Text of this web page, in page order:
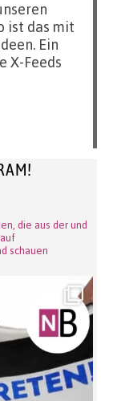
ist das mit
Ein
X-Feeds
die aus der und
schauen